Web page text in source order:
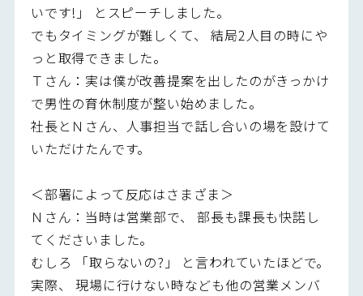
いです!」 とスピーチしました。
でもタイミングが難しくて、 結局2人目の時にや
っと取得できました。
Ｔさん：実は僕が改善提案を出したのがきっかけ
で男性の育休制度が整い始めました。
社長とＮさん、人事担当で話し合いの場を設けて
いただけたんです。
＜部署によって反応はさまざま＞
Ｎさん：当時は営業部で、 部長も課長も快諾し
てくださいました。
むしろ 「取らないの?」 と言われていたほどで。
実際、 現場に行けない時なども他の営業メンバ